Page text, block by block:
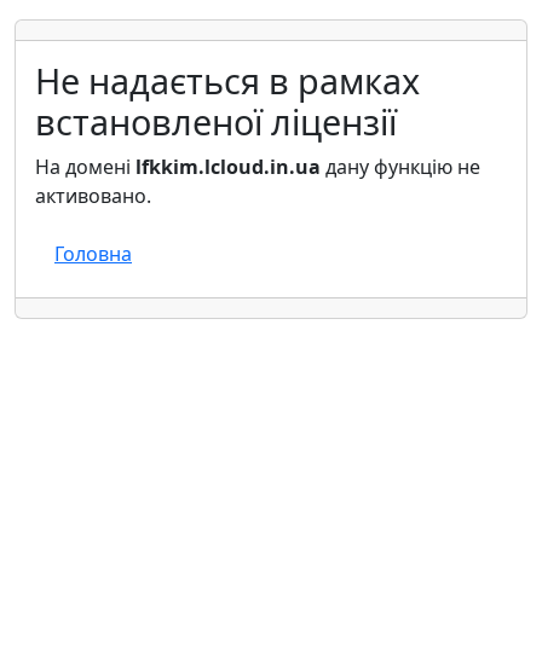
Не надається в рамках
встановленої ліцензії
На домені lfkkim.lcloud.in.ua дану функцію не
активовано.
Головна